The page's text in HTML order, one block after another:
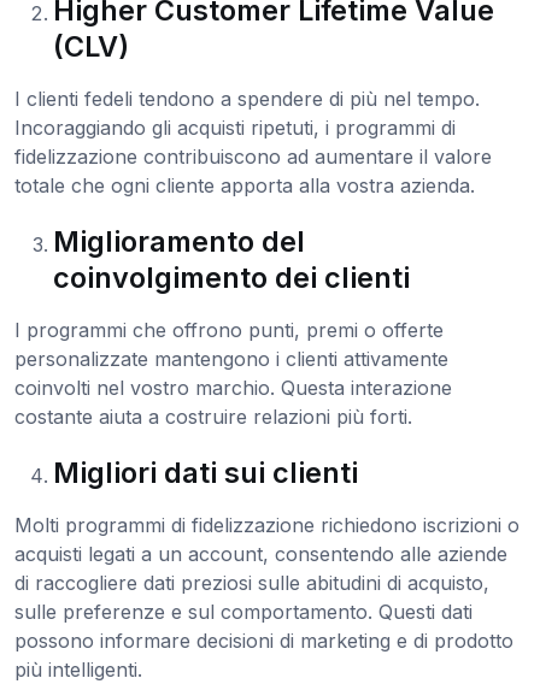
Higher Customer Lifetime Value
(CLV)
I clienti fedeli tendono a spendere di più nel tempo.
Incoraggiando gli acquisti ripetuti, i programmi di
fidelizzazione contribuiscono ad aumentare il valore
totale che ogni cliente apporta alla vostra azienda.
Miglioramento del
coinvolgimento dei clienti
I programmi che offrono punti, premi o offerte
personalizzate mantengono i clienti attivamente
coinvolti nel vostro marchio. Questa interazione
costante aiuta a costruire relazioni più forti.
Migliori dati sui clienti
Molti programmi di fidelizzazione richiedono iscrizioni o
acquisti legati a un account, consentendo alle aziende
di raccogliere dati preziosi sulle abitudini di acquisto,
sulle preferenze e sul comportamento. Questi dati
possono informare decisioni di marketing e di prodotto
più intelligenti.